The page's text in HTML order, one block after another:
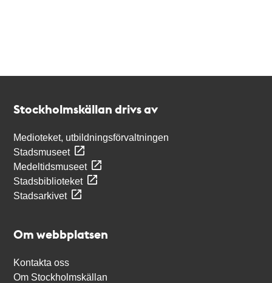
Stockholmskällan drivs av
Medioteket, utbildningsförvaltningen
Stadsmuseet
Medeltidsmuseet
Stadsbiblioteket
Stadsarkivet
Om webbplatsen
Kontakta oss
Om Stockholmskällan